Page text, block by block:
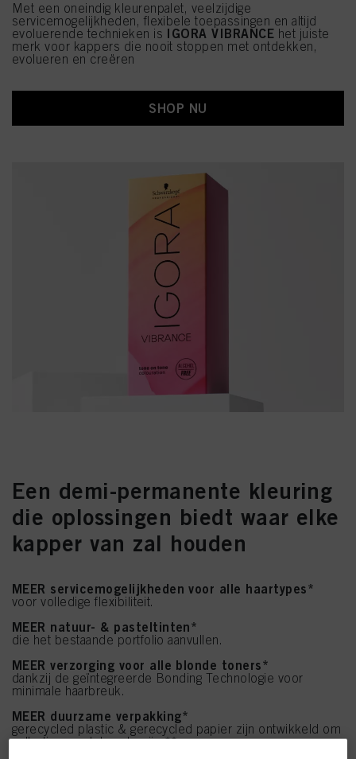
Met een oneindig kleurenpalet, veelzijdige
servicemogelijkheden, flexibele toepassingen en altijd
evoluerende technieken is IGORA VIBRANCE het juiste
merk voor kappers die nooit stoppen met ontdekken,
evolueren en creëren
SHOP NU
Een demi-permanente kleuring
die oplossingen biedt waar elke
kapper van zal houden
MEER servicemogelijkheden voor alle haartypes*
voor volledige flexibiliteit.
MEER natuur- & pasteltinten*
die het bestaande portfolio aanvullen.
MEER verzorging voor alle blonde toners*
dankzij de geïntegreerde Bonding Technologie voor
minimale haarbreuk.
MEER duurzame verpakking*
gerecycled plastic & gerecycled papier zijn ontwikkeld om
volledig recyclebaar te zijn.**